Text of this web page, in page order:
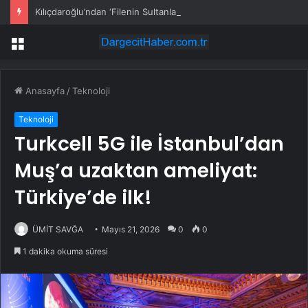
Kılıçdaroğlu’ndan ‘Filenin Sultanları’na kutlama
Menü
Anasayfa /Teknoloji
Teknoloji
Turkcell 5G ile İstanbul’dan
Muş’a uzaktan ameliyat:
Türkiye’de ilk!
ÜMİT SAVĞA Mayıs 21, 2026 0 0
1 dakika okuma süresi